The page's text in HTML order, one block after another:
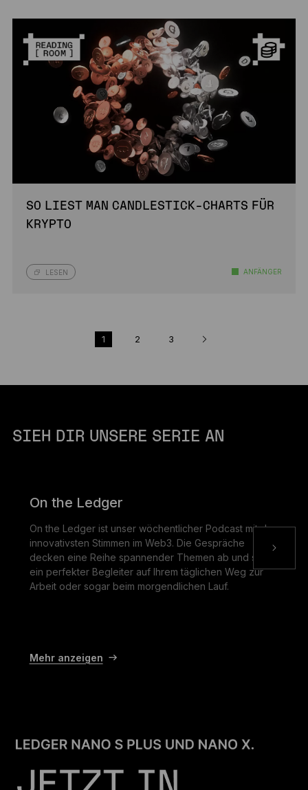
SO LIEST MAN CANDLESTICK-CHARTS FÜR
KRYPTO
LESEN ANFÄNGER
1 2 3
SIEH DIR UNSERE SERIE AN
On the Ledger
On the Ledger ist unser wöchentlicher Podcast mit den
innovativsten Stimmen im Web3. Die Gespräche
decken eine Reihe spannender Themen ab und sind
ein perfekter Begleiter auf Ihrem täglichen Weg zur
Arbeit oder sogar beim morgendlichen Lauf.
Mehr anzeigen